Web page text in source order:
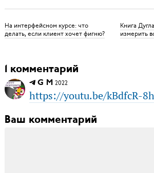
На интерфейсном курсе: что
делать, если клиент хочет фигню?
Книга
измерить
1 комментарий
G M 2022
https://youtu.be/kBdfcR-
Ваш комментарий